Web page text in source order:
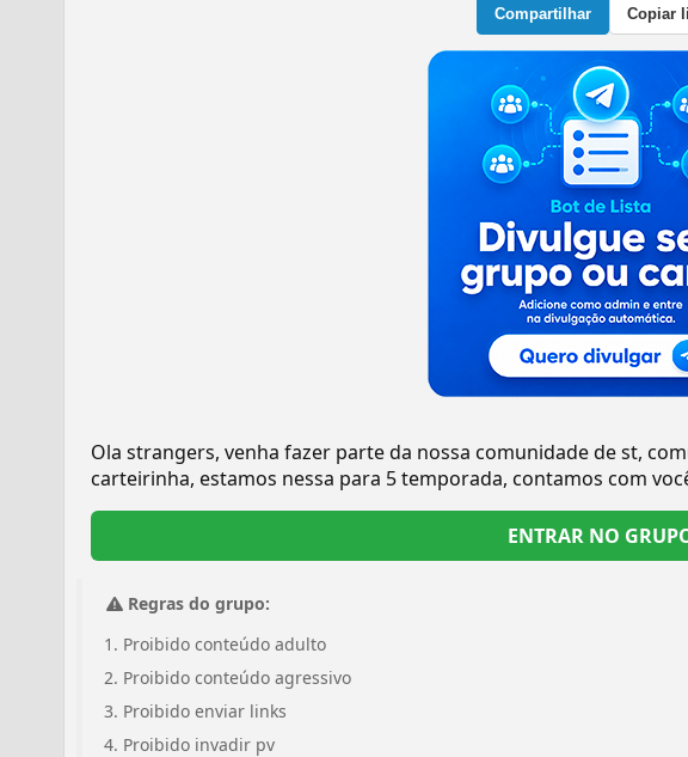
Compartilhar Copiar
Ola strangers, venha fazer parte da nossa comunidade de st,
carteirinha, estamos nessa para 5 temporada, contamos com
ENTRAR NO
Regras do grupo:
Proibido conteúdo adulto
Proibido conteúdo agressivo
Proibido enviar links
Proibido invadir pv